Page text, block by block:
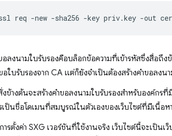
req -new -sha256 -key priv.key -out
อลงนามใบรับรองคือบล็อกข้อความที่เข้ารหัสซึ่งสื่อถึง
อใบรับรองจาก CA แต่ก็ยังจำเป็นต้องสร้างคำขอลงน
งข้างต้นจะสร้างคำขอลงนามใบรับรองสำหรับองค์กรที่
เป็นชื่อโดเมนที่สมบูรณ์ในตัวเองของเว็บไซต์ที่มีเนื้อ
ารตั้งค่า SXG เวอร์ชันที่ใช้งานจริง เว็บไซต์นี้จะเป็